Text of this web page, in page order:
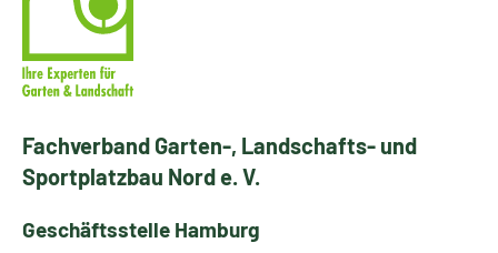
Fachverband Garten-, Landschafts- und
Sportplatzbau Nord e. V.
Geschäftsstelle Hamburg